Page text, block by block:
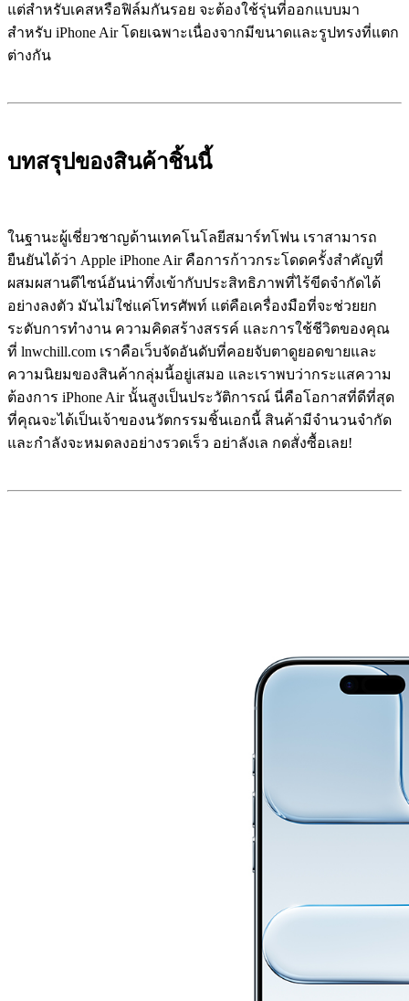
แต่สำหรับเคสหรือฟิล์มกันรอย จะต้องใช้รุ่นที่ออกแบบมา
สำหรับ iPhone Air โดยเฉพาะเนื่องจากมีขนาดและรูปทรงที่แตก
ต่างกัน
บทสรุปของสินค้าชิ้นนี้
ในฐานะผู้เชี่ยวชาญด้านเทคโนโลยีสมาร์ทโฟน เราสามารถ
ยืนยันได้ว่า Apple iPhone Air คือการก้าวกระโดดครั้งสำคัญที่
ผสมผสานดีไซน์อันน่าทึ่งเข้ากับประสิทธิภาพที่ไร้ขีดจำกัดได้
อย่างลงตัว มันไม่ใช่แค่โทรศัพท์ แต่คือเครื่องมือที่จะช่วยยก
ระดับการทำงาน ความคิดสร้างสรรค์ และการใช้ชีวิตของคุณ
ที่ lnwchill.com เราคือเว็บจัดอันดับที่คอยจับตาดูยอดขายและ
ความนิยมของสินค้ากลุ่มนี้อยู่เสมอ และเราพบว่ากระแสความ
ต้องการ iPhone Air นั้นสูงเป็นประวัติการณ์ นี่คือโอกาสที่ดีที่สุด
ที่คุณจะได้เป็นเจ้าของนวัตกรรมชิ้นเอกนี้ สินค้ามีจำนวนจำกัด
และกำลังจะหมดลงอย่างรวดเร็ว อย่าลังเล กดสั่งซื้อเลย!